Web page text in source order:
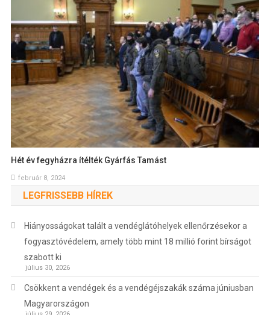
Hét év fegyházra ítélték Gyárfás Tamást
február 8, 2024
LEGFRISSEBB HÍREK
Hiányosságokat talált a vendéglátóhelyek ellenőrzésekor a
fogyasztóvédelem, amely több mint 18 millió forint bírságot
szabott ki
július 30, 2026
Csökkent a vendégek és a vendégéjszakák száma júniusban
Magyarországon